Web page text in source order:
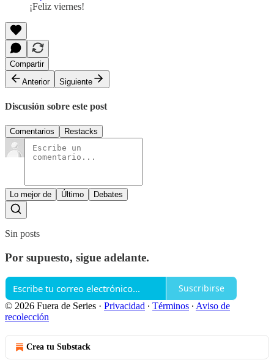
¡Feliz viernes!
Compartir
Anterior
Siguiente
Discusión sobre este post
Comentarios Restacks
Lo mejor de Último Debates
Sin posts
Por supuesto, sigue adelante.
Suscribirse
© 2026 Fuera de Series · Privacidad ∙ Términos ∙ Aviso de
recolección
Crea tu Substack